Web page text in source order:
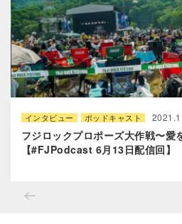
インタビュー ポッドキャスト
フジロックプロポーズ大作戦〜愛
【#FJPodcast 6月13日配信回】